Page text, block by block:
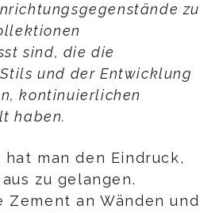
zu
sind, die die
und der Entwicklung
kontinuierlichen
haben.
man den Eindruck,
zu gelangen.
Zement an Wänden und